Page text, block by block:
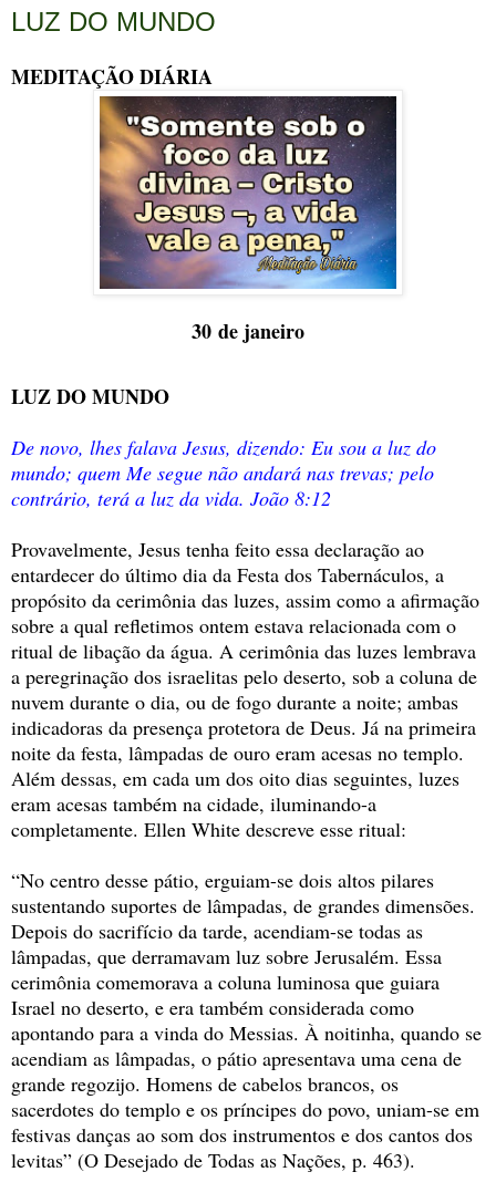
LUZ DO MUNDO
MEDITAÇÃO DIÁRIA
30 de janeiro
LUZ DO MUNDO
De novo, lhes falava Jesus, dizendo: Eu sou a luz do
mundo; quem Me segue não andará nas trevas; pelo
contrário, terá a luz da vida. João 8:12
Provavelmente, Jesus tenha feito essa declaração ao
entardecer do último dia da Festa dos Tabernáculos, a
propósito da cerimônia das luzes, assim como a afirmação
sobre a qual refletimos ontem estava relacionada com o
ritual de libação da água. A cerimônia das luzes lembrava
a peregrinação dos israelitas pelo deserto, sob a coluna de
nuvem durante o dia, ou de fogo durante a noite; ambas
indicadoras da presença protetora de Deus. Já na primeira
noite da festa, lâmpadas de ouro eram acesas no templo.
Além dessas, em cada um dos oito dias seguintes, luzes
eram acesas também na cidade, iluminando-a
completamente. Ellen White descreve esse ritual:
“No centro desse pátio, erguiam-se dois altos pilares
sustentando suportes de lâmpadas, de grandes dimensões.
Depois do sacrifício da tarde, acendiam-se todas as
lâmpadas, que derramavam luz sobre Jerusalém. Essa
cerimônia comemorava a coluna luminosa que guiara
Israel no deserto, e era também considerada como
apontando para a vinda do Messias. À noitinha, quando se
acendiam as lâmpadas, o pátio apresentava uma cena de
grande regozijo. Homens de cabelos brancos, os
sacerdotes do templo e os príncipes do povo, uniam-se em
festivas danças ao som dos instrumentos e dos cantos dos
levitas” (O Desejado de Todas as Nações, p. 463).